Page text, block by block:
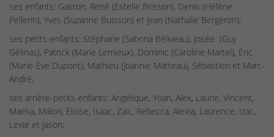
ses enfants: Gaston, René (Estelle Brisson), Denis (Hélène
Pellerin), Yves (Suzanne Buisson) et Jean (Nathalie Bergeron);
ses petits-enfants: Stéphane (Sabrina Béliveau), Josée (Guy
Gélinas), Patrick (Marie Lemieux), Dominic (Caroline Martel), Éric
(Marie-Ève Dupont), Mathieu (Joannie Matteau), Sébastien et Marc-
André;
ses arrière-petits-enfants: Angélique, Yoan, Alex, Laurie, Vincent,
Maëka, Malori, Éloïse, Isaac, Zaïc, Rebecca, Alexia, Laurence, Izac,
Lexie et Jason;